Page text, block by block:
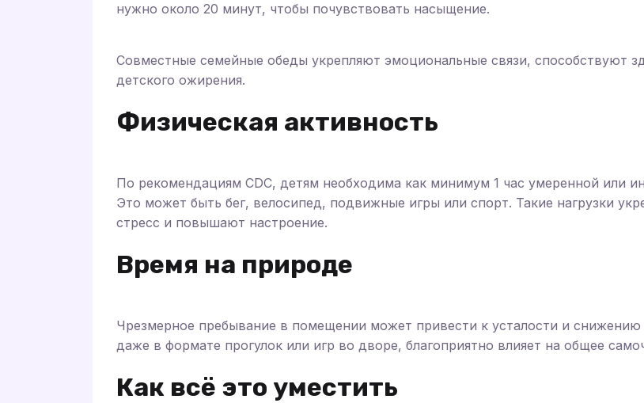
нужно около 20 минут, чтобы почувствовать насыщение.
Совместные семейные обеды укрепляют эмоциональные связи, способствуют
детского ожирения.
Физическая активность
По рекомендациям CDC, детям необходима как минимум 1 час умеренной или
Это может быть бег, велосипед, подвижные игры или спорт. Такие нагрузки
стресс и повышают настроение.
Время на природе
Чрезмерное пребывание в помещении может привести к усталости и
даже в формате прогулок или игр во дворе, благоприятно влияет на общее
Как всё это уместить